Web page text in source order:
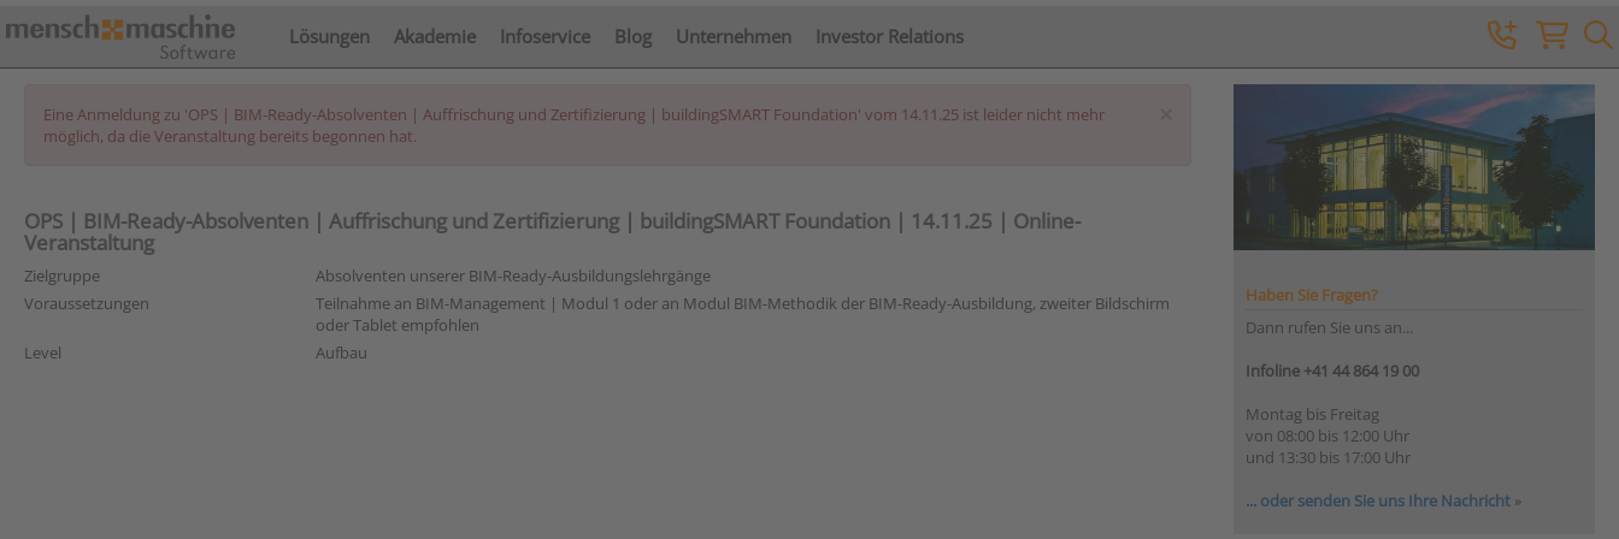
Lösungen Akademie Infoservice Blog Unternehmen Investor Relations
Eine Anmeldung zu 'OPS | BIM-Ready-Absolventen | Auffrischung und Zertifizierung | buildingSMART Foundation' vom 14.11.25 ist leider nicht mehr
möglich, da die Veranstaltung bereits begonnen hat.
OPS | BIM-Ready-Absolventen | Auffrischung und Zertifizierung | buildingSMART Foundation | 14.11.25 | Online-
Veranstaltung
Zielgruppe
Absolventen unserer BIM-Ready-Ausbildungslehrgänge
Voraussetzungen
Teilnahme an BIM-Management | Modul 1 oder an Modul BIM-Methodik der BIM-Ready-Ausbildung, zweiter Bildschirm
oder Tablet empfohlen
Level
Aufbau
Haben Sie Fragen?
Dann rufen Sie uns an...
Infoline +41 44 864 19 00
Montag bis Freitag
von 08:00 bis 12:00 Uhr
und 13:30 bis 17:00 Uhr
... oder senden Sie uns Ihre Nachricht »